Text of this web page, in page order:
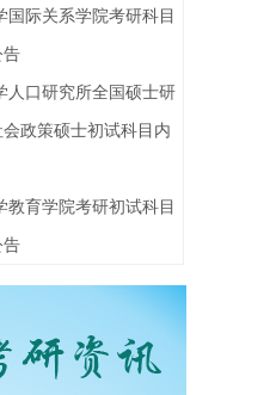
国际关系学院考研科目
告
人口研究所全国硕士研
政策硕士初试科目内
教育学院考研初试科目
告